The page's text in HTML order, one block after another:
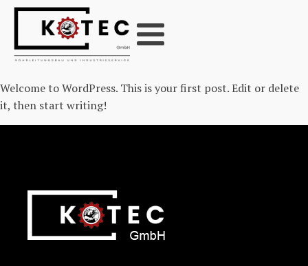
Welcome to WordPress. This is your first post. Edit or delete
it, then start writing!